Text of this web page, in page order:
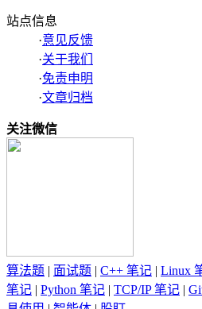
站点信息
·意见反馈
·关于我们
·免责申明
·文章归档
关注微信
算法题 | 面试题 | C++ 笔记 | Linux
笔记 | Python 笔记 | TCP/IP 笔记 |